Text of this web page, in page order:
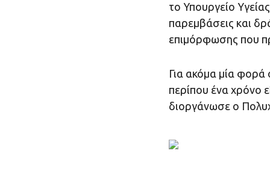
το Υπουργείο
παρεμβάσεις και
επιμόρφωσης που
Για ακόμα μία
περίπου ένα χρόνο
διοργάνωσε ο